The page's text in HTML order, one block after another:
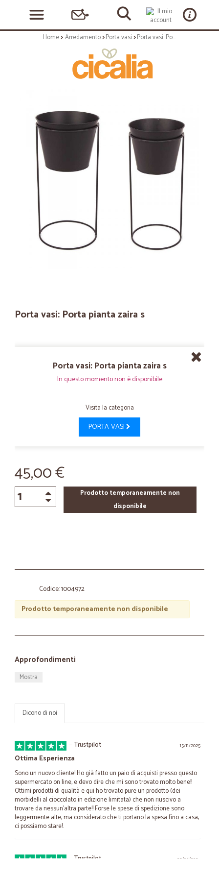
Home Arredamento Porta vasi Porta vasi: Porta pianta zaira s
Porta vasi: Porta pianta zaira s
Porta vasi: Porta pianta zaira s
In questo momento non è disponibile
Visita la categoria
PORTA-VASI
45,00 €
Prodotto temporaneamente non
disponibile
Codice: 1004972
Prodotto temporaneamente non disponibile
Approfondimenti
Mostra
Dicono di noi
15/11/2025
—Trustpilot
Ottima Esperienza
Sono un nuovo cliente! Ho già fatto un paio di acquisti presso questo
supermercato on line, e devo dire che mi sono trovato molto bene!!
Ottimi prodotti di qualità e qui ho trovato pure un prodotto (dei
morbidelli al cioccolato in edizione limitata) che non riuscivo a
trovare da nessun'altra parte!! Forse le spese di spedizione sono
leggermente alte, ma considerato che ti portano la spesa fino a casa,
ci possiamo stare!.
25/06/2024
Trustpilot